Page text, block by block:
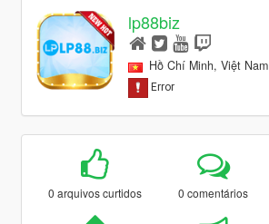
lp88biz
Hồ Chí Minh, Việt Nam
0 arquivos curtidos 0 comentários